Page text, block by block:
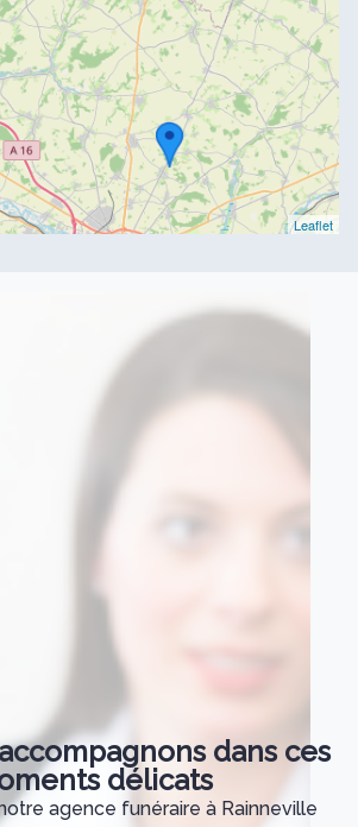
Leaflet
dans ces
délicats
agence funéraire à Rainneville